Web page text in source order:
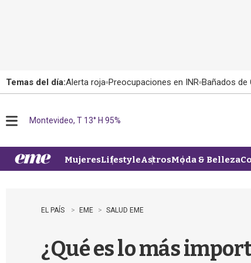
Temas del día:Alerta roja Preocupaciones en INR Bañados de
u
Montevideo, T 13° H 95%
MujeresLifestyleAstrosModa & Belleza
EL PAÍS EME SALUD EME
¿Qué es lo más